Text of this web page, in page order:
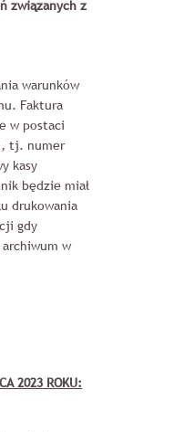
związanych z
warunków
Faktura
w postaci
tj. numer
kasy
będzie miał
drukowania
gdy
w
2023 ROKU: